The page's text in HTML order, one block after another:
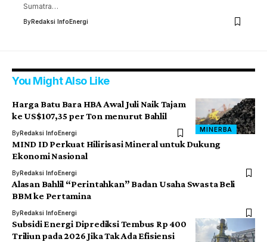
Sumatra…
ByRedaksi InfoEnergi
You Might Also Like
MINERBA
Harga Batu Bara HBA Awal Juli Naik Tajam
ke US$107,35 per Ton menurut Bahlil
ByRedaksi InfoEnergi
MIND ID Perkuat Hilirisasi Mineral untuk Dukung
Ekonomi Nasional
ByRedaksi InfoEnergi
Alasan Bahlil “Perintahkan” Badan Usaha Swasta Beli
BBM ke Pertamina
ByRedaksi InfoEnergi
Subsidi Energi Diprediksi Tembus Rp 400
Triliun pada 2026 Jika Tak Ada Efisiensi